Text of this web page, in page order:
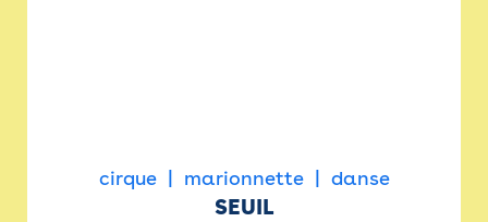
cirque marionnette danse
SEUIL